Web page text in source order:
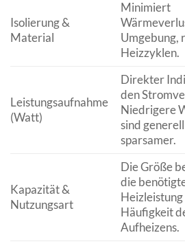
Isolierung &
Material
Minimiert
Umgebung,
Heizzyklen.
Leistungsaufnahme
(Watt)
Direkter
den
Niedrigere
sind generell
sparsamer.
Kapazität &
Nutzungsart
Die Größe
die
Häufigkeit
Aufheizens.